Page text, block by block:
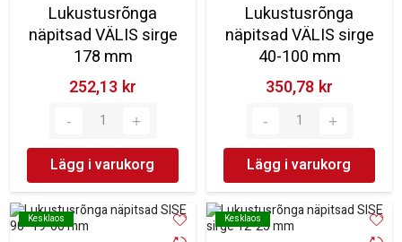
Lukustusrõnga
näpitsad VÄLIS sirge
178 mm
252,13 kr‎
Lägg i varukorg
Lukustusrõnga
näpitsad VÄLIS sirge
40-100 mm
350,78 kr‎
Lägg i varukorg
Kesklaos
Kesklaos Kesklaos
Kesklaos